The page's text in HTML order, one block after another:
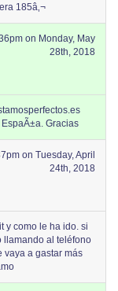
185â‚¬
on Monday, May
28th, 2018
Gracias
on Tuesday, April
24th, 2018
y como le ha ido. si
llamando al teléfono
vaya a gastar más